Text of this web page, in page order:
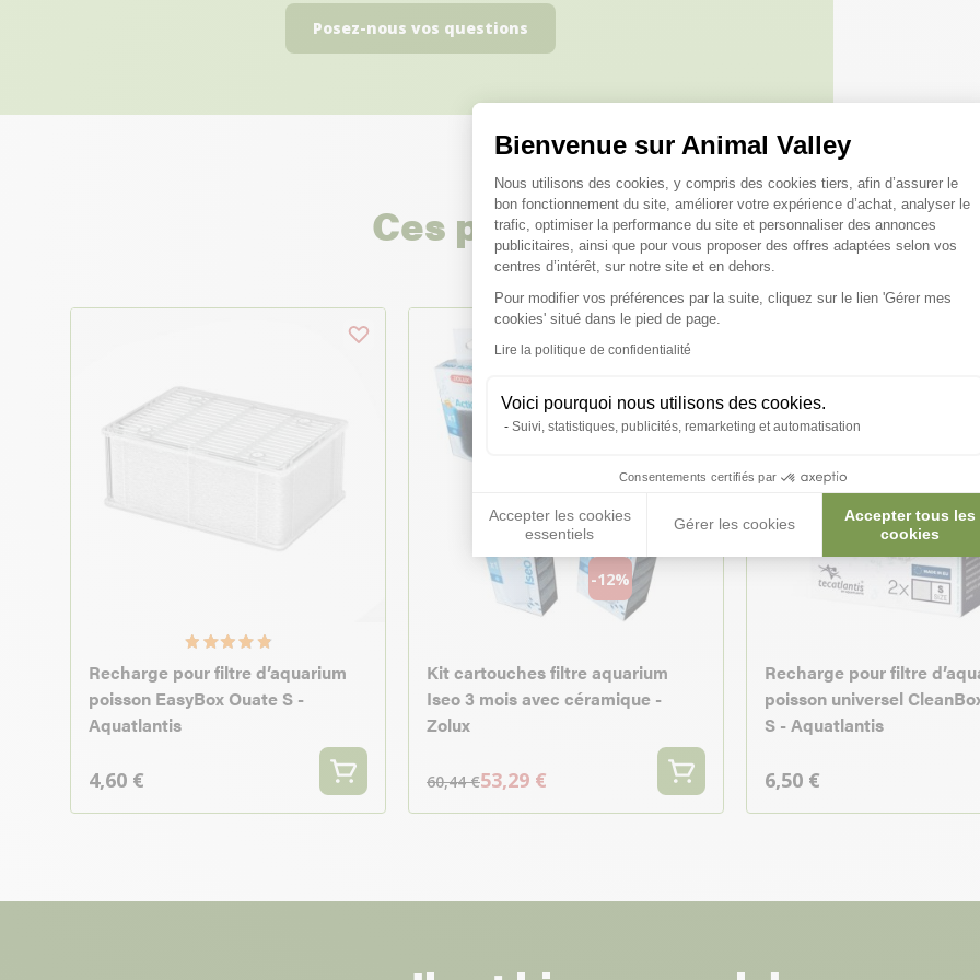
Bienvenue sur Animal Valley
Plateforme de Gestion du
Nous utilisons des cookies, y compris des cookies tiers, afin d’assurer le
bon fonctionnement du site, améliorer votre expérience d’achat, analyser le
trafic, optimiser la performance du site et personnaliser des annonces
publicitaires, ainsi que pour vous proposer des offres adaptées selon vos
centres d’intérêt, sur notre site et en dehors.
Pour modifier vos préférences par la suite, cliquez sur le lien 'Gérer mes
cookies' situé dans le pied de page.
Lire la politique de confidentialité
Voici pourquoi nous utilisons des cookies.
Suivi, statistiques, publicités, remarketing et automatisation
Consentements certifiés par
Accepter les cookies
essentiels
Gérer les cookies
Accepter tous les
cookies
Axeptio consent
Posez-nous vos questions
Ces produits peuvent vous
Recharge pour filtre d’aquarium
poisson EasyBox Ouate S -
Aquatlantis
4,60 €
★ Top Vente
-12%
Kit cartouches filtre aquarium
Iseo 3 mois avec céramique -
Zolux
60,44 €53,29 €
Recharge pour filtre
poisson universel
S - Aquatlantis
6,50 €